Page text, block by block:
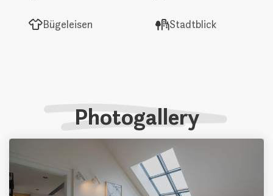
Bügeleisen Stadtblick
Photogallery